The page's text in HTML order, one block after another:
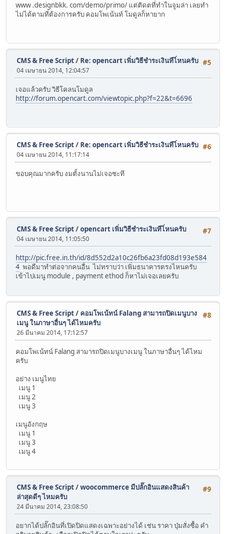
www .designbkk. com/demo/primo/ แต่ติดตที่ทำในจูมล่า เลยทำ
ไม่ได้ตามที่ต้องการครับ คอมโพเน้นท์ โมดูลก็หายาก
#5
CMS & Free Script/ Re: opencart เพิ่มวิธีชำระเงินทีไ่หนครับ
04 เมษายน 2014, 12:04:57
เจอแล้วครับ วิธีโคลนโมดูล
http://forum.opencart.com/viewtopic.php?f=22&t=6696
#6
CMS & Free Script/ Re: opencart เพิ่มวิธีชำระเงินทีไ่หนครับ
04 เมษายน 2014, 11:17:14
ขอบคุณมากครับ งมตั้งนานไม่เจอซะที
#7
CMS & Free Script/opencart เพิ่มวิธีชำระเงินทีไ่หนครับ
04 เมษายน 2014, 11:05:50
http://pic.free.in.th/id/8d552d2a10c26fb6a23fd08d193e584
4 พอดีมาทำต่อจากคนอื่น ไม่ทราบว่า เพิ่มธนาคารตรงไหนครับ
เข้าไปเมนู module , payment ethod ก็หาไม่เจอเลยครับ
#8
CMS & Free Script/ คอมโพเน้ทน์ Falang สามารถปิดเมนูบาง
เมนู ในภาษาอื่นๆ ได้ไหมครับ
26 มีนาคม 2014, 17:12:57
คอมโพเน้ทน์ Falang สามารถปิดเมนูบางเมนู ในภาษาอื่นๆ ได้ไหม
ครับ
อย่าง เมนูไทย
เมนู 1
เมนู 2
เมนู 3
เมนูอังกฤษ
เมนู 1
เมนู 3
เมนู 4
#9
CMS & Free Script/woocommerce มีปลั๊กอินแสดงสินค้า
ล่าสุดดีๆ ไหมครับ
24 มีนาคม 2014, 23:08:50
อยากได้ปลั๊กอินที่เปิดปิดแสดงเฉพาะอย่างได้ เช่น ราคา ปุ่มสั่งซื้อ คำ